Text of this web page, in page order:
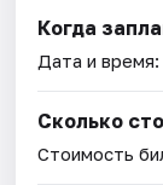
Когда
Дата и время:
Сколько
Стоимость